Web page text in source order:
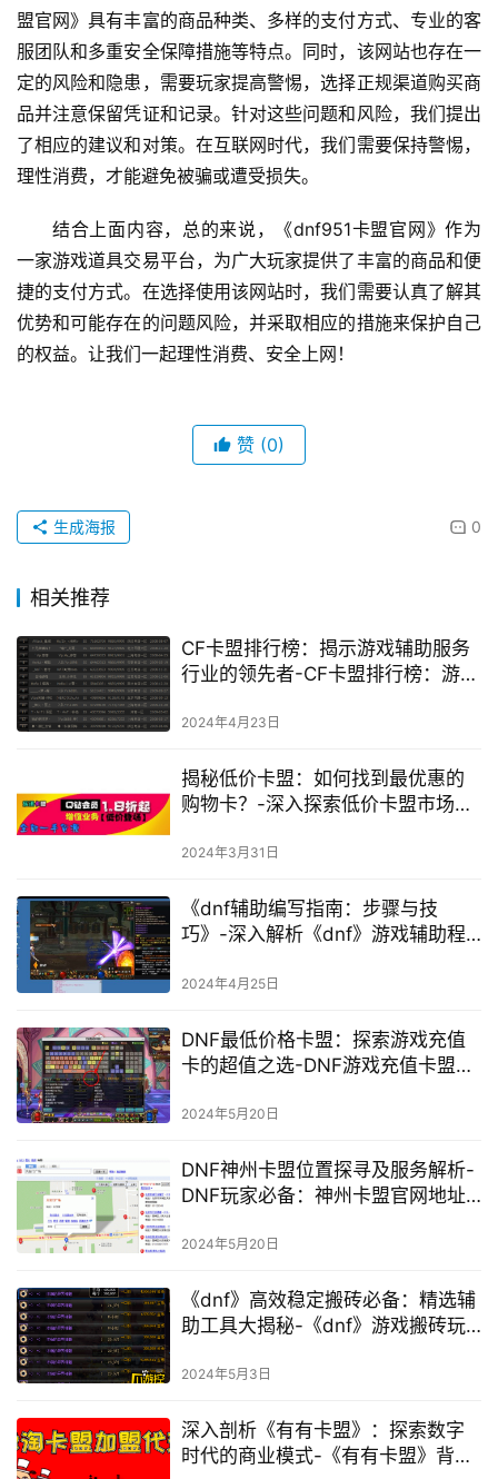
盟官网》具有丰富的商品种类、多样的支付方式、专业的客
服团队和多重安全保障措施等特点。同时，该网站也存在一
定的风险和隐患，需要玩家提高警惕，选择正规渠道购买商
品并注意保留凭证和记录。针对这些问题和风险，我们提出
了相应的建议和对策。在互联网时代，我们需要保持警惕，
理性消费，才能避免被骗或遭受损失。
结合上面内容，总的来说，《dnf951卡盟官网》作为
一家游戏道具交易平台，为广大玩家提供了丰富的商品和便
捷的支付方式。在选择使用该网站时，我们需要认真了解其
优势和可能存在的问题风险，并采取相应的措施来保护自己
的权益。让我们一起理性消费、安全上网！
赞 (0)
0
生成海报
相关推荐
CF卡盟排行榜：揭示游戏辅助服务
行业的领先者-CF卡盟排行榜：游戏
2024年4月23日
揭秘低价卡盟：如何找到最优惠的
购物卡？-深入探索低价卡盟市场：
2024年3月31日
《dnf辅助编写指南：步骤与技
巧》-深入解析《dnf》游戏辅助程
2024年4月25日
DNF最低价格卡盟：探索游戏充值
卡的超值之选-DNF游戏充值卡盟价
2024年5月20日
DNF神州卡盟位置探寻及服务解析-
DNF玩家必备：神州卡盟官网地址
2024年5月20日
《dnf》高效稳定搬砖必备：精选辅
助工具大揭秘-《dnf》游戏搬砖玩
2024年5月3日
深入剖析《有有卡盟》：探索数字
时代的商业模式-《有有卡盟》背后